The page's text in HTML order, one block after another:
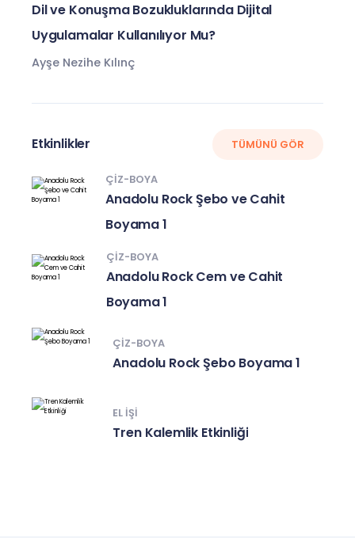
Dil ve Konuşma Bozukluklarında Dijital
Uygulamalar Kullanılıyor Mu?
Ayşe Nezihe Kılınç
Etkinlikler TÜMÜNÜ GÖR
ÇIZ-BOYA
Anadolu Rock Şebo ve Cahit
Boyama 1
ÇIZ-BOYA
Anadolu Rock Cem ve Cahit
Boyama 1
ÇIZ-BOYA
Anadolu Rock Şebo Boyama 1
EL IŞI
Tren Kalemlik Etkinliği